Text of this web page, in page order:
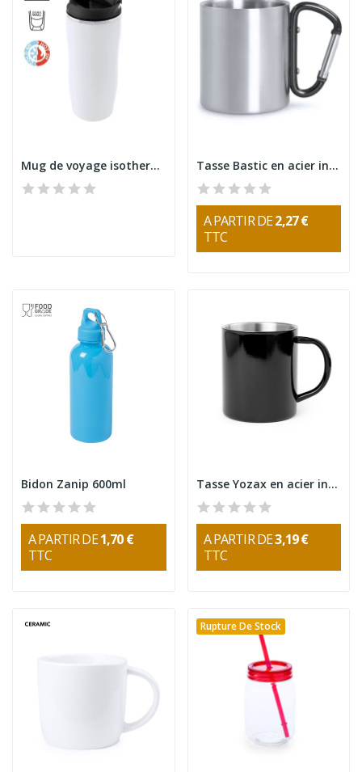
Mug de voyage isotherme Zicox 400 ml Tasse Bastic en acier inoxydable avec mousqueton
A PARTIR DE2,27 €
TTC
Bidon Zanip 600ml
A PARTIR DE1,70 €
TTC
Tasse Yozax en acier inoxydable bicolore 280 ml
A PARTIR DE3,19 €
TTC
Rupture De Stock